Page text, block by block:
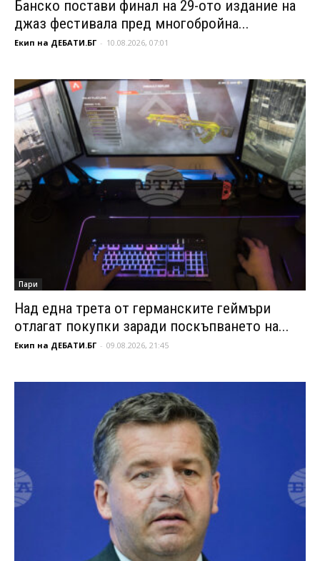
Банско постави финал на 29-ото издание на
джаз фестивала пред многобройна...
Екип на ДЕБАТИ.БГ - 10.08.2026, 07:01
Пари
Над една трета от германските геймъри
отлагат покупки заради поскъпването на...
Екип на ДЕБАТИ.БГ - 09.08.2026, 21:45